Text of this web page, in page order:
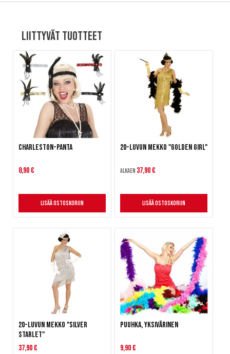
Liittyvät tuotteet
Charleston-panta
8,90 €
Lisää ostoskoriin
20-luvun mekko "Golden Girl"
Alkaen 37,90 €
Lisää ostoskoriin
20-luvun mekko "Silver
Starlet"
37,90 €
Puuhka, yksivärinen
9,90 €